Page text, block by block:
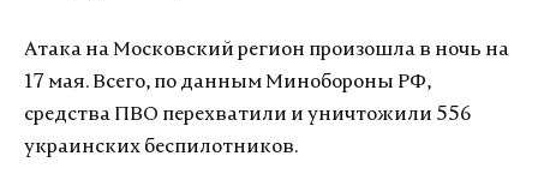
Атака на Московский регион произошла в ночь на
17 мая. Всего, по данным Минобороны РФ,
средства ПВО перехватили и уничтожили 556
украинских беспилотников.